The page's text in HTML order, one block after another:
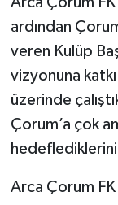
ardından
veren Kulüp
vizyonuna
üzerinde
Çorum’a çok
Arca Çorum FK